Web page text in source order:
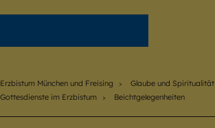
Erzbistum München und Freising
Glaube und Spiritualität
Gottesdienste im Erzbistum
Beichtgelegenheiten